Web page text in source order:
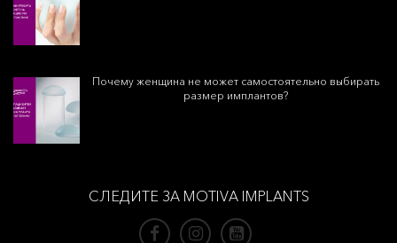
Почему женщина не может самостоятельно выбирать
размер имплантов?
СЛЕДИТЕ ЗА MOTIVA IMPLANTS